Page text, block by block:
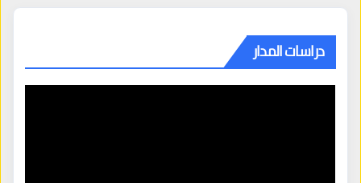
دراسات المدار